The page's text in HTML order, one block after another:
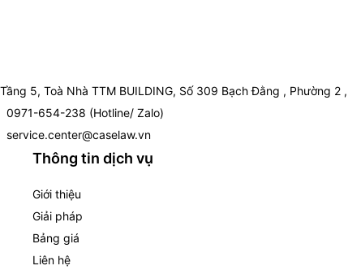
Tầng 5, Toà Nhà TTM BUILDING, Số 309 Bạch Đằng , Phường 2
0971-654-238 (Hotline/ Zalo)
service.center@caselaw.vn
Thông tin dịch vụ
Giới thiệu
Giải pháp
Bảng giá
Liên hệ